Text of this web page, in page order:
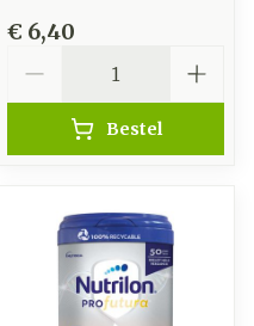
€ 6,40
Bestel